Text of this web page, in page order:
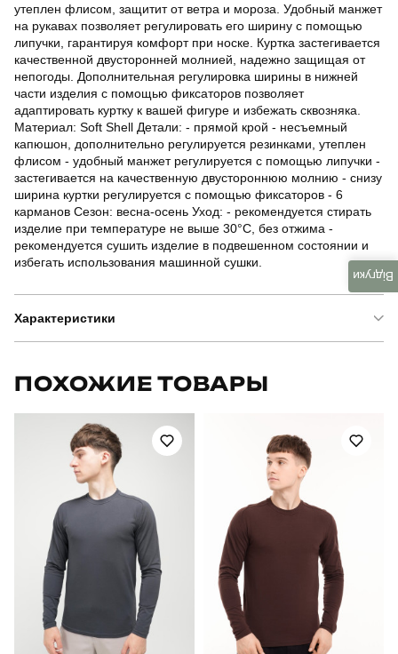
утеплен флисом, защитит от ветра и мороза. Удобный манжет
на рукавах позволяет регулировать его ширину с помощью
липучки, гарантируя комфорт при носке. Куртка застегивается
качественной двусторонней молнией, надежно защищая от
непогоды. Дополнительная регулировка ширины в нижней
части изделия с помощью фиксаторов позволяет
адаптировать куртку к вашей фигуре и избежать сквозняка.
Материал: Soft Shell Детали: - прямой крой - несъемный
капюшон, дополнительно регулируется резинками, утеплен
флисом - удобный манжет регулируется с помощью липучки -
застегивается на качественную двустороннюю молнию - снизу
ширина куртки регулируется с помощью фиксаторов - 6
карманов Сезон: весна-осень Уход: - рекомендуется стирать
изделие при температуре не выше 30°C, без отжима -
рекомендуется сушить изделие в подвешенном состоянии и
избегать использования машинной сушки.
Характеристики
OWku2548Mkh
Призначення для повсякденного носіння
повсякденний
Сезон
Склад тканини 100% поліестер
ПОХОЖИЕ ТОВАРЫ
Відгуки